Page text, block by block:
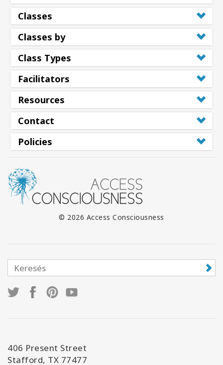
Classes
Classes by
Class Types
Facilitators
Resources
Contact
Policies
© 2026 Access Consciousness
406 Present Street
Stafford, TX 77477